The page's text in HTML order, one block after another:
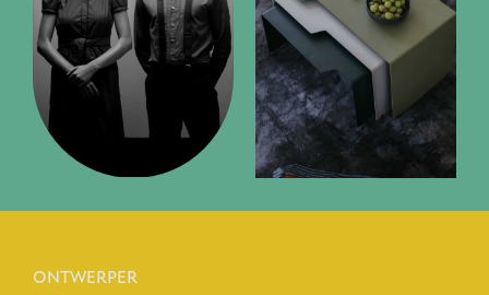
ONTWERPER